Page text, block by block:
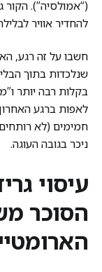
(“אמולסיה”).
להחדיר אוויר
חשבו על זה רגע,
שנלכדות בתוך
בקלות רבה יותר
לאפות ברגע
ניכר בגובה העוגה.
עיסוי
הסוכר